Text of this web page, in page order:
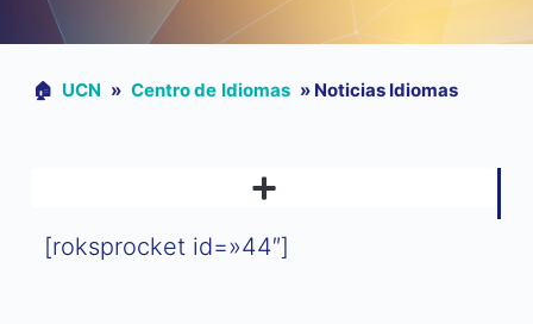
🏠︎ UCN » Centro de Idiomas » Noticias Idiomas
[roksprocket id=»44″]